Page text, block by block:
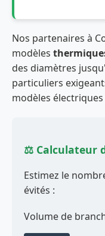
Nos partenaires à
modèles
des diamètres
particuliers
modèles
⚖️ Calculateur
Estimez le
évités :
Volume de